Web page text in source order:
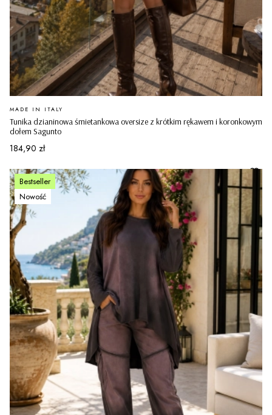
Tunika dzianinowa śmietankowa oversize z krótkim rękawem i koronkowym
dołem Sagunto
PRODUCENT
MADE IN ITALY
Cena
184,90 zł
Bestseller
Nowość